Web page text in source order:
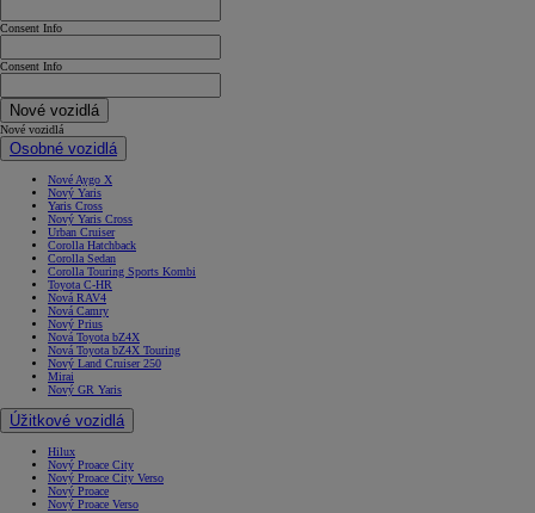
Consent Info
Consent Info
Nové vozidlá
Nové vozidlá
Osobné vozidlá
Nové Aygo X
Nový Yaris
Yaris Cross
Nový Yaris Cross
Urban Cruiser
Corolla Hatchback
Corolla Sedan
Corolla Touring Sports Kombi
Toyota C-HR
Nová RAV4
Nová Camry
Nový Prius
Nová Toyota bZ4X
Nová Toyota bZ4X Touring
Nový Land Cruiser 250
Mirai
Nový GR Yaris
Úžitkové vozidlá
Hilux
Nový Proace City
Nový Proace City Verso
Nový Proace
Nový Proace Verso